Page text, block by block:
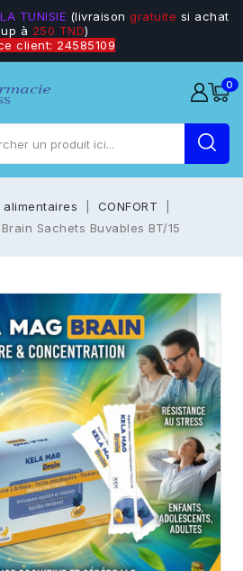
TUNISIE (livraison gratuite si achat
à 250 TND)
client: 24585109
0
CONFORT
Sachets Buvables BT/15